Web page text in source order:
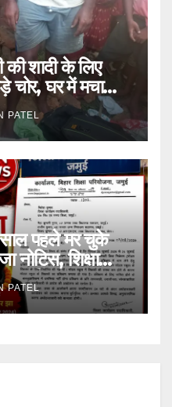
की शादी के लिए
चोर, घर में मचा
PATEL
पहले मर चुके
नोटिस, शिक्षा
गंभीर सवाल
PATEL